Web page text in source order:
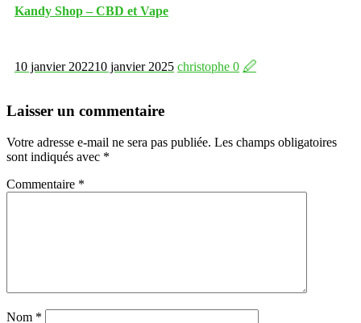
Kandy Shop – CBD et Vape
10 janvier 202210 janvier 2025 christophe 0 🖉
Laisser un commentaire
Votre adresse e-mail ne sera pas publiée. Les champs obligatoires
sont indiqués avec *
Commentaire *
Nom *